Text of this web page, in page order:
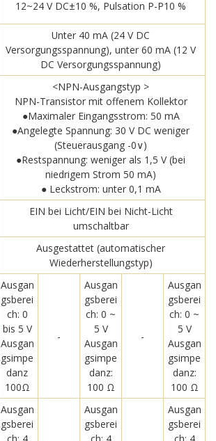
12~24 V DC±10 %, Pulsation P-P10 %
Unter 40 mA (24 V DC
Versorgungsspannung), unter 60 mA (12 V
DC Versorgungsspannung)
<NPN-Ausgangstyp >
NPN-Transistor mit offenem Kollektor
●Maximaler Eingangsstrom: 50 mA
●Angelegte Spannung: 30 V DC weniger
(Steuerausgang -0∨)
●Restspannung: weniger als 1,5 V (bei
niedrigem Strom 50 mA)
● Leckstrom: unter 0,1 mA
EIN bei Licht/EIN bei Nicht-Licht
umschaltbar
Ausgestattet (automatischer
Wiederherstellungstyp)
Ausgan
gsberei
ch: 0
bis 5 V
Ausgan
gsimpe
danz
100Ω
-
Ausgan
gsberei
ch: 0 ~
5 V
Ausgan
gsimpe
danz:
100 Ω
-
Ausgan
gsberei
ch: 0 ~
5 V
Ausgan
gsimpe
danz:
100 Ω
Ausgan
gsberei
Ausgan
gsberei
Ausgan
gsberei